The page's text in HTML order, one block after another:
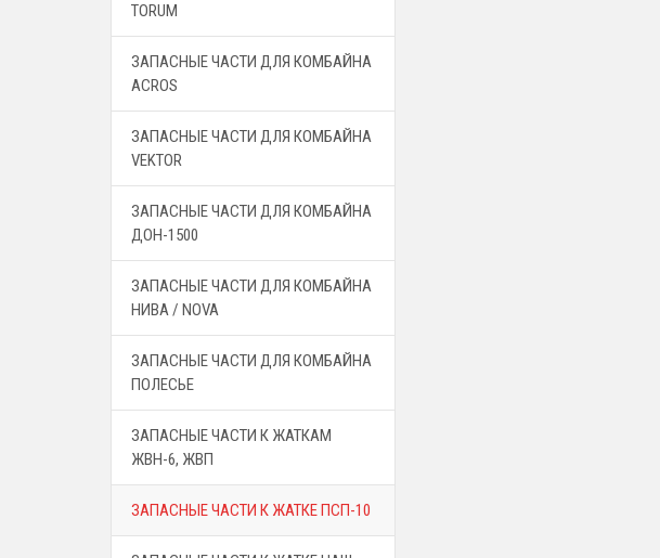
TORUM
ЗАПАСНЫЕ ЧАСТИ ДЛЯ КОМБАЙНА
ACROS
ЗАПАСНЫЕ ЧАСТИ ДЛЯ КОМБАЙНА
VEKTOR
ЗАПАСНЫЕ ЧАСТИ ДЛЯ КОМБАЙНА
ДОН-1500
ЗАПАСНЫЕ ЧАСТИ ДЛЯ КОМБАЙНА
НИВА / NOVA
ЗАПАСНЫЕ ЧАСТИ ДЛЯ КОМБАЙНА
ПОЛЕСЬЕ
ЗАПАСНЫЕ ЧАСТИ К ЖАТКАМ
ЖВН-6, ЖВП
ЗАПАСНЫЕ ЧАСТИ К ЖАТКЕ ПСП-10